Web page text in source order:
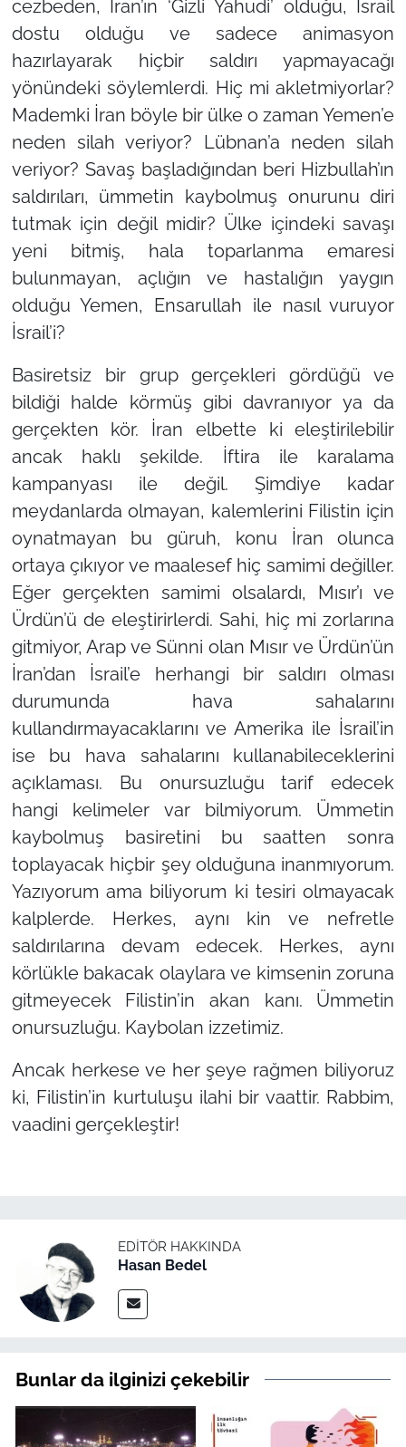
cezbeden, İran’ın ‘Gizli Yahudi’ olduğu, İsrail
dostu olduğu ve sadece animasyon
hazırlayarak hiçbir saldırı yapmayacağı
yönündeki söylemlerdi. Hiç mi akletmiyorlar?
Mademki İran böyle bir ülke o zaman Yemen’e
neden silah veriyor? Lübnan’a neden silah
veriyor? Savaş başladığından beri Hizbullah’ın
saldırıları, ümmetin kaybolmuş onurunu diri
tutmak için değil midir? Ülke içindeki savaşı
yeni bitmiş, hala toparlanma emaresi
bulunmayan, açlığın ve hastalığın yaygın
olduğu Yemen, Ensarullah ile nasıl vuruyor
İsrail’i?
Basiretsiz bir grup gerçekleri gördüğü ve
bildiği halde körmüş gibi davranıyor ya da
gerçekten kör. İran elbette ki eleştirilebilir
ancak haklı şekilde. İftira ile karalama
kampanyası ile değil. Şimdiye kadar
meydanlarda olmayan, kalemlerini Filistin için
oynatmayan bu güruh, konu İran olunca
ortaya çıkıyor ve maalesef hiç samimi değiller.
Eğer gerçekten samimi olsalardı, Mısır’ı ve
Ürdün’ü de eleştirirlerdi. Sahi, hiç mi zorlarına
gitmiyor, Arap ve Sünni olan Mısır ve Ürdün’ün
İran’dan İsrail’e herhangi bir saldırı olması
durumunda hava sahalarını
kullandırmayacaklarını ve Amerika ile İsrail’in
ise bu hava sahalarını kullanabileceklerini
açıklaması. Bu onursuzluğu tarif edecek
hangi kelimeler var bilmiyorum. Ümmetin
kaybolmuş basiretini bu saatten sonra
toplayacak hiçbir şey olduğuna inanmıyorum.
Yazıyorum ama biliyorum ki tesiri olmayacak
kalplerde. Herkes, aynı kin ve nefretle
saldırılarına devam edecek. Herkes, aynı
körlükle bakacak olaylara ve kimsenin zoruna
gitmeyecek Filistin’in akan kanı. Ümmetin
onursuzluğu. Kaybolan izzetimiz.
Ancak herkese ve her şeye rağmen biliyoruz
ki, Filistin’in kurtuluşu ilahi bir vaattir. Rabbim,
vaadini gerçekleştir!
EDITÖR HAKKINDA
Hasan Bedel
Bunlar da ilginizi çekebilir